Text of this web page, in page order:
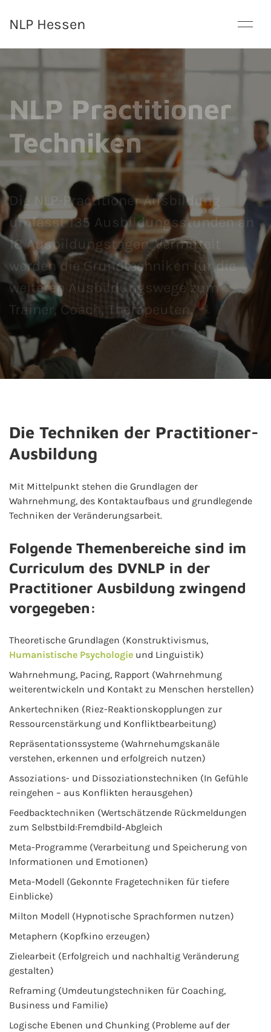
NLP Hessen
NLP Practitioner
Techniken
Die NLP-Practitioner Ausbildung
umfasst 135 Ausbildungsstunden an
18 Ausbildungstagen. Vermittelt
werden die Grundtechniken für die
weiteren Ausbildungswege zum
Trainer, Coach, Therapeuten.
Die Techniken der Practitioner-
Ausbildung
Mit Mittelpunkt stehen die Grundlagen der
Wahrnehmung, des Kontaktaufbaus und grundlegende
Techniken der Veränderungsarbeit.
Folgende Themenbereiche sind im
Curriculum des DVNLP in der
Practitioner Ausbildung zwingend
vorgegeben:
Theoretische Grundlagen (Konstruktivismus,
Humanistische Psychologie und Linguistik)
Wahrnehmung, Pacing, Rapport (Wahrnehmung
weiterentwickeln und Kontakt zu Menschen herstellen)
Ankertechniken (Riez-Reaktionskopplungen zur
Ressourcenstärkung und Konfliktbearbeitung)
Repräsentationssysteme (Wahrnehumgskanäle
verstehen, erkennen und erfolgreich nutzen)
Assoziations- und Dissoziationstechniken (In Gefühle
reingehen – aus Konflikten herausgehen)
Feedbacktechniken (Wertschätzende Rückmeldungen
zum Selbstbild:Fremdbild-Abgleich
Meta-Programme (Verarbeitung und Speicherung von
Informationen und Emotionen)
Meta-Modell (Gekonnte Fragetechniken für tiefere
Einblicke)
Milton Modell (Hypnotische Sprachformen nutzen)
Metaphern (Kopfkino erzeugen)
Zielearbeit (Erfolgreich und nachhaltig Veränderung
gestalten)
Reframing (Umdeutungstechniken für Coaching,
Business und Familie)
Logische Ebenen und Chunking (Probleme auf der